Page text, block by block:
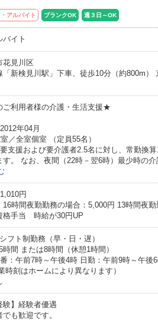
アルバイト ブランクOK 週３日～OK
バイト
花見川区
「新検見川駅」下車、徒歩10分（約800m
利用者様の介護・生活支援★
年04月
／全室個室 （定員55名）
支援および要介護者2.5名に対し、常勤換算
す。 なお、夜間（22時－翌6時）最少時の介
1,010円
時間夜勤勤務の場合：5,000円 13時間夜勤
格手当 時給が30円UP
フト制勤務（早・日・遅）
間 または8時間（休憩1時間）
：午前7時～午後4時 日勤：午前9時～午後
時刻はホームにより異なります）
】 経験者優遇
も歓迎です。